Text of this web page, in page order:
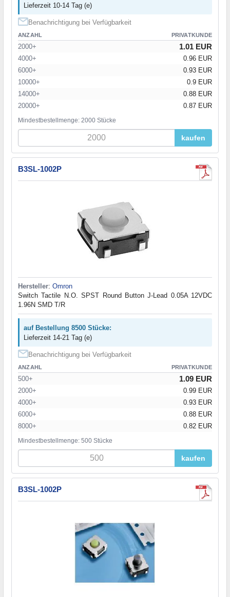
Lieferzeit 10-14 Tag (e)
Benachrichtigung bei Verfügbarkeit
ANZAHL PRIVATKUNDE
2000+ 1.01 EUR
4000+
0.96 EUR
6000+
0.93 EUR
10000+
0.9 EUR
14000+
0.88 EUR
20000+
0.87 EUR
Mindestbestellmenge: 2000 Stücke
kaufen
B3SL-1002P
Hersteller: Omron
Switch Tactile N.O. SPST Round Button J-Lead 0.05A 12VDC
1.96N SMD T/R
auf Bestellung 8500 Stücke:
Lieferzeit 14-21 Tag (e)
Benachrichtigung bei Verfügbarkeit
ANZAHL PRIVATKUNDE
500+ 1.09 EUR
2000+
0.99 EUR
4000+
0.93 EUR
6000+
0.88 EUR
8000+
0.82 EUR
Mindestbestellmenge: 500 Stücke
kaufen
B3SL-1002P